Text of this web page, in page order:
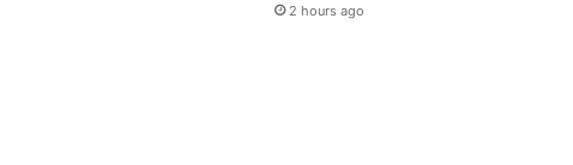
2 hours ago